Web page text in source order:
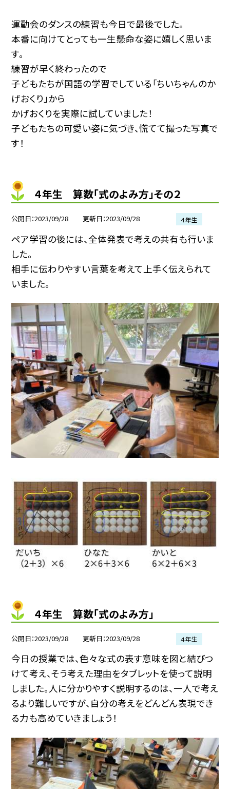
運動会のダンスの練習も今日で最後でした。
本番に向けてとっても一生懸命な姿に嬉しく思いま
す。
練習が早く終わったので
子どもたちが国語の学習でしている「ちいちゃんのか
げおくり」から
かげおくりを実際に試していました！
子どもたちの可愛い姿に気づき、慌てて撮った写真で
す！
４年生 算数「式のよみ方」その２
公開日 2023/09/28 更新日 2023/09/28 ４年生
ペア学習の後には、全体発表で考えの共有も行いま
した。
相手に伝わりやすい言葉を考えて上手く伝えられて
いました。
４年生 算数「式のよみ方」
公開日 2023/09/28 更新日 2023/09/28 ４年生
今日の授業では、色々な式の表す意味を図と結びつ
けて考え、そう考えた理由をタブレットを使って説明
しました。人に分かりやすく説明するのは、一人で考え
るより難しいですが、自分の考えをどんどん表現でき
る力も高めていきましょう！